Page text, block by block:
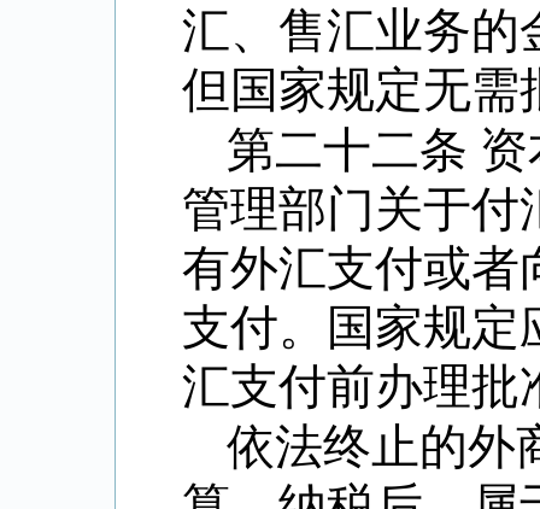
汇、售汇业务的
但国家规定无需
第二十二条
管理部门关于付
有外汇支付或者
支付。国家规定
汇支付前办理批
依法终止的外